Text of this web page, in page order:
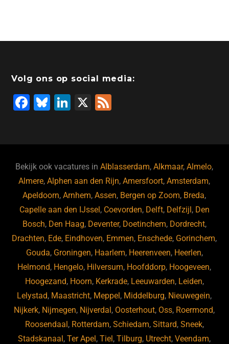
Volg ons op social media:
F
b
o
o
k
Bl
ky
Li
dI
n
X
Bekijk ook vacatures inAlblasserdam,Alkmaar,Almelo,
Almere,Alphen aan den Rijn,Amersfoort,Amsterdam,
Apeldoorn,Arnhem,Assen, Bergen op Zoom, Breda,
Capelle aan den IJssel , Coevorden, Delft, Delfzijl , Den
Bosch, Den Haag, Deventer, Doetinchem, Dordrecht,
Drachten, Ede, Eindhoven, Emmen, Enschede, Gorinchem,
Gouda, Groningen, Haarlem, Heerenveen, Heerlen,
Helmond, Hengelo, Hilversum, Hoofddorp, Hoogeveen,
Hoogezand, Hoorn, Kerkrade, Leeuwarden, Leiden,
Lelystad, Maastricht, Meppel , Middelburg, Nieuwegein,
Nijkerk, Nijmegen, Nijverdal , Oosterhout, Oss, Roermond,
Roosendaal , Rotterdam, Schiedam, Sittard, Sneek,
Stadskanaal ,Ter Apel ,Tiel ,Tilburg, Utrecht,Veendam,